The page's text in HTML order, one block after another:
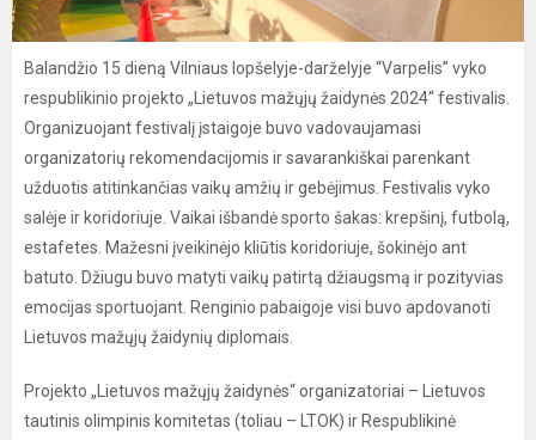
Balandžio 15 dieną Vilniaus lopšelyje-darželyje “Varpelis” vyko
respublikinio projekto „Lietuvos mažųjų žaidynės 2024“ festivalis.
Organizuojant festivalį įstaigoje buvo vadovaujamasi
organizatorių rekomendacijomis ir savarankiškai parenkant
užduotis atitinkančias vaikų amžių ir gebėjimus. Festivalis vyko
salėje ir koridoriuje. Vaikai išbandė sporto šakas: krepšinį, futbolą,
estafetes. Mažesni įveikinėjo kliūtis koridoriuje, šokinėjo ant
batuto. Džiugu buvo matyti vaikų patirtą džiaugsmą ir pozityvias
emocijas sportuojant. Renginio pabaigoje visi buvo apdovanoti
Lietuvos mažųjų žaidynių diplomais.
Projekto „Lietuvos mažųjų žaidynės“ organizatoriai – Lietuvos
tautinis olimpinis komitetas (toliau – LTOK) ir Respublikinė